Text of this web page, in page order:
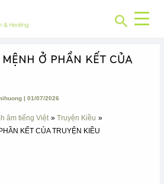
Search
Ở PHẦN KẾT CỦA
|01/07/2026
âm tiếng Việt
Truyện Kiều
KẾT CỦA TRUYỆN KIỀU